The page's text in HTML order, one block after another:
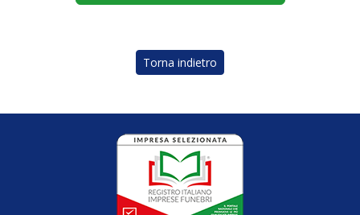
Torna indietro